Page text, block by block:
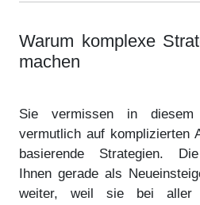
Warum komplexe
machen
Sie vermissen in diesem
vermutlich auf komplizierten
basierende Strategien.
Ihnen gerade als
weiter, weil sie bei aller